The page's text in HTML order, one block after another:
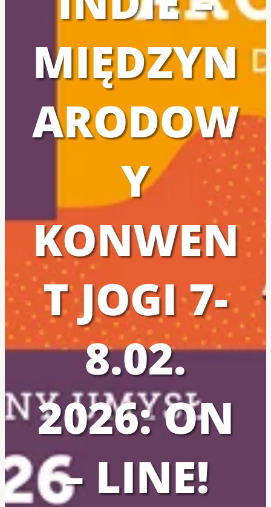
MIĘDZYN
ARODOW
Y
KONWEN
T JOGI 7-
8.02.
2026: ON
– LINE!